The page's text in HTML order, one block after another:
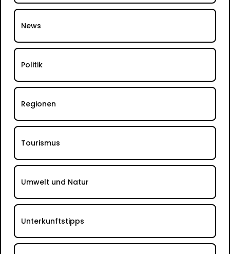
News
Politik
Regionen
Tourismus
Umwelt und Natur
Unterkunftstipps